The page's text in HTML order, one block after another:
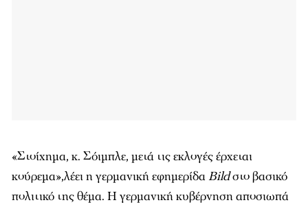
«Στοίχημα, κ. Σόιμπλε, μετά τις εκλογές έρχεται
κούρεμα»,λέει η γερμανική εφημερίδαBildστο βασικό
πολιτικό της θέμα. Η γερμανική κυβέρνηση αποσιωπά